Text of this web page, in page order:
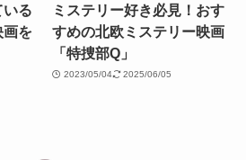
る
画を
ミステリー好き必見！おす
すめの北欧ミステリー映画
「特捜部Q」
2023/05/04 2025/06/05